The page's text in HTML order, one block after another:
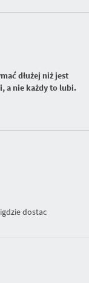
dłużej niż jest
a nie każdy to lubi.
dostac